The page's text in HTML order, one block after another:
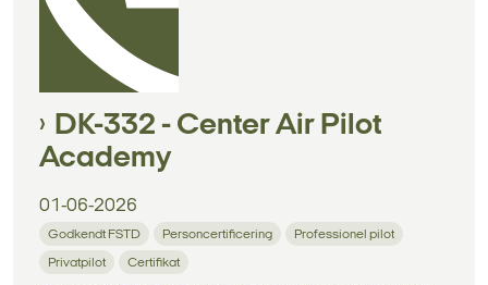
DK-332 - Center Air Pilot
Academy
01-06-2026
Godkendt FSTD Personcertificering Professionel pilot
Privatpilot Certifikat